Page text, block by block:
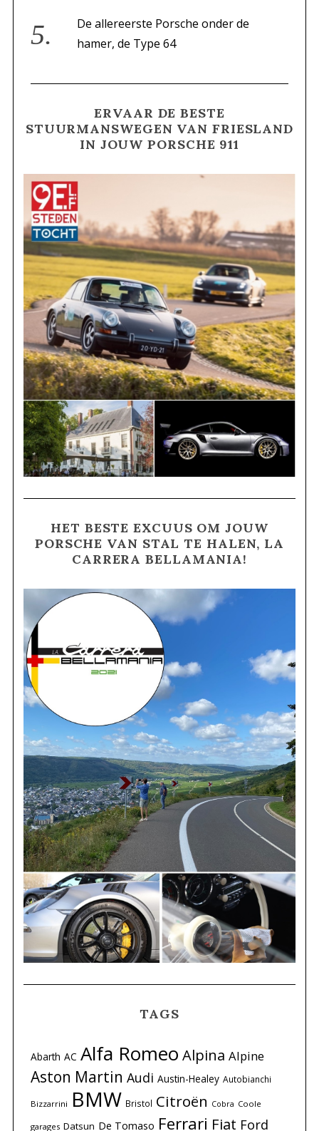
De allereerste Porsche onder de
hamer, de Type 64
ERVAAR DE BESTE
STUURMANSWEGEN VAN FRIESLAND
IN JOUW PORSCHE 911
HET BESTE EXCUUS OM JOUW
PORSCHE VAN STAL TE HALEN, LA
CARRERA BELLAMANIA!
TAGS
Abarth AC Alfa Romeo Alpina Alpine
Aston Martin Audi Austin-Healey Autobianchi
Bizzarrini BMW Bristol Citroën Cobra Coole
garages Datsun De Tomaso Ferrari Fiat Ford